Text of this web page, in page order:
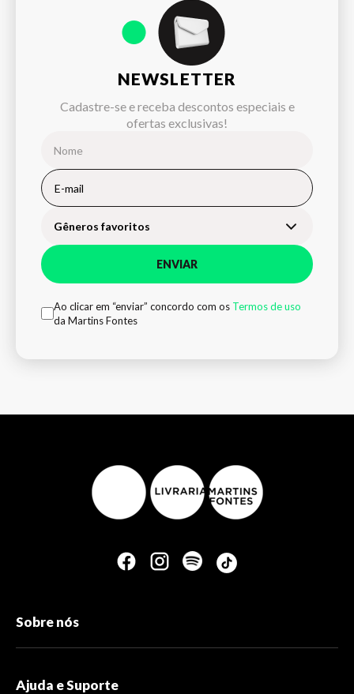
NEWSLETTER
Cadastre-se e receba descontos especiais e
ofertas exclusivas!
Gêneros favoritos
ENVIAR
Ao clicar em “enviar” concordo com os Termos de uso
da Martins Fontes
Sobre nós
Ajuda e Suporte